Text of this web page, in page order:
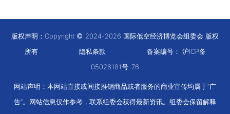
版权声明：Copyright
2024-2026 国际低空经济博览会组委会 版权
所有
隐私条款 备案编号： 沪ICP备
05026181号-76
网站声明：本网站直接或间接推销商品或者服务的商业宣传均属于“广
告”。网站信息仅作参考，联系组委会获得最新资讯。组委会保留解释